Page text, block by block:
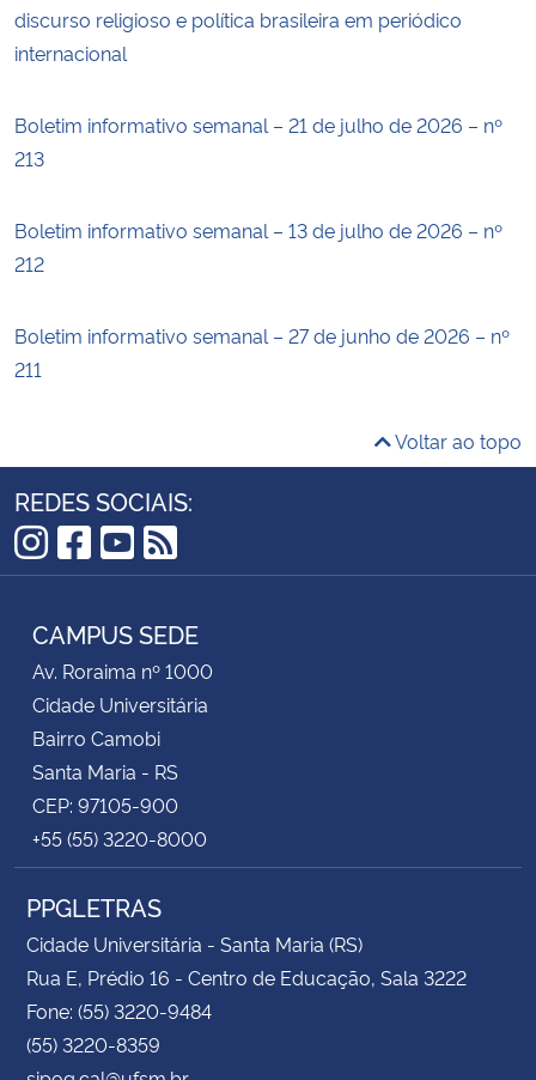
discurso religioso e política brasileira em periódico
internacional
Boletim informativo semanal – 21 de julho de 2026 – nº
213
Boletim informativo semanal – 13 de julho de 2026 – nº
212
Boletim informativo semanal – 27 de junho de 2026 – nº
211
Voltar ao topo
REDES SOCIAIS:
Instagram
Facebook
YouTube
RSS
CAMPUS SEDE
Av. Roraima nº 1000
Cidade Universitária
Bairro Camobi
Santa Maria - RS
CEP: 97105-900
+55 (55) 3220-8000
PPGLETRAS
Cidade Universitária - Santa Maria (RS)
Rua E, Prédio 16 - Centro de Educação, Sala 3222
Fone: (55) 3220-9484
(55) 3220-8359